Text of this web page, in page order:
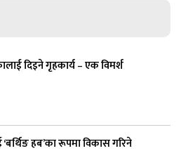
दिइने गृहकार्य – एक विमर्श
‘बर्थिङ हब’का रूपमा विकास गरिने